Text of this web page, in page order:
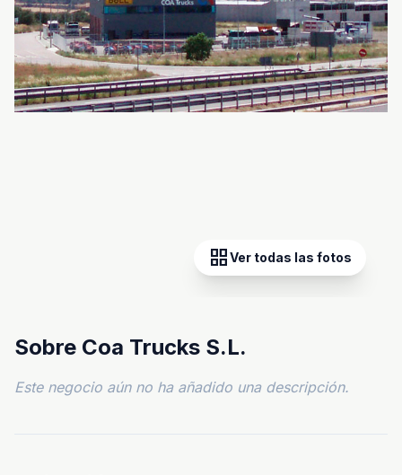
grid_viewVer todas las fotos
Sobre Coa Trucks S.L.
Este negocio aún no ha añadido una descripción.